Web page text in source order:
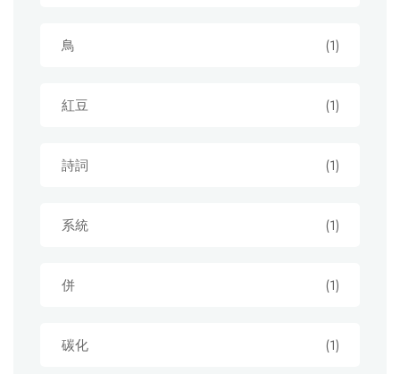
鳥 (1)
紅豆 (1)
詩詞 (1)
系統 (1)
併 (1)
碳化 (1)